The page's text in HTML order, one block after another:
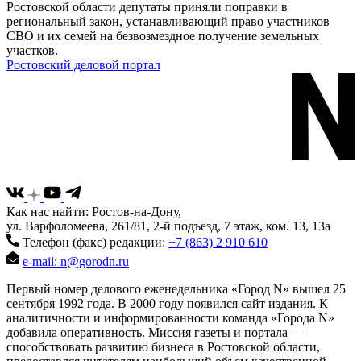
Ростовской области депутаты приняли поправки в
региональный закон, устанавливающий право участников
СВО и их семей на безвозмездное получение земельных
участков.
Ростовский деловой портал
Как нас найти: Ростов-на-Дону,
ул. Варфоломеева, 261/81, 2-й подъезд, 7 этаж, ком. 13, 13а
Телефон (факс) редакции: +7 (863) 2 910 610
e-mail: n@gorodn.ru
Первый номер делового еженедельника «Город N» вышел 25
сентября 1992 года. В 2000 году появился сайт издания. К
аналитичности и информированности команда «Города N»
добавила оперативность. Миссия газеты и портала —
способствовать развитию бизнеса в Ростовской области,